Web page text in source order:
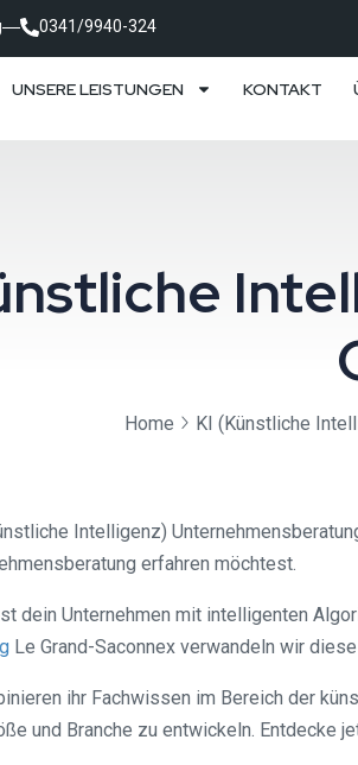
0341/9940-324
UNSERE LEISTUNGEN KONTAKT
Home KI (Künstliche
Intelligenz)
erfahren möchtest.
dein Unternehmen mit intelligenten
Le Grand-Saconnex verwandeln wir
ihr Fachwissen im Bereich der
und Branche zu entwickeln.